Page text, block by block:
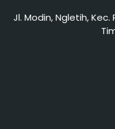
Jl. Modin, Ngletih,